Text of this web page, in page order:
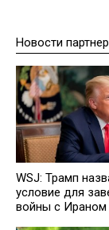
Новости
WSJ: Трамп
условие для
войны с Ираном